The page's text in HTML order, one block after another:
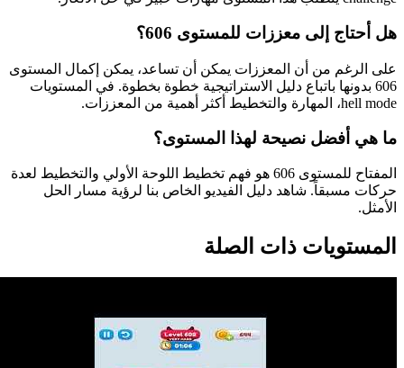
هل أحتاج إلى معززات للمستوى 606؟
على الرغم من أن المعززات يمكن أن تساعد، يمكن إكمال المستوى
606 بدونها باتباع دليل الاستراتيجية خطوة بخطوة. في المستويات
hell mode، المهارة والتخطيط أكثر أهمية من المعززات.
ما هي أفضل نصيحة لهذا المستوى؟
المفتاح للمستوى 606 هو فهم تخطيط اللوحة الأولي والتخطيط لعدة
حركات مسبقاً. شاهد دليل الفيديو الخاص بنا لرؤية مسار الحل
الأمثل.
المستويات ذات الصلة